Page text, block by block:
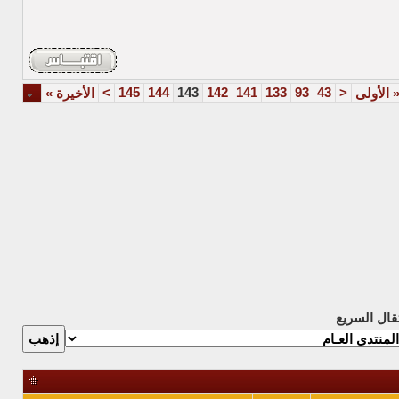
« الأولى <
43
93
133
141
142
143
144
145
> الأخيرة »
السريع